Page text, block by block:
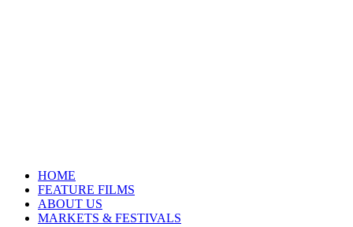
HOME
FEATURE FILMS
ABOUT US
MARKETS & FESTIVALS